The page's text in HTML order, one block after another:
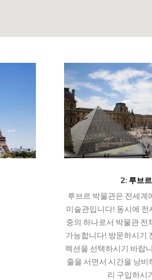
2: 루브
루브르 박물관은 전세계
미술관입니다! 동시에
중의 하나로서 박물관 전
가능합니다! 방문하시기
렉션을 선택하시기 바랍
줄을 서면서 시간을 낭비
리 구입하시